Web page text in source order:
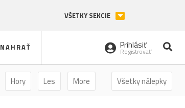
VŠETKY SEKCIE
NAHRAŤ Prihlásiť
Registrovať
Všetky nálepky
Hory Les More